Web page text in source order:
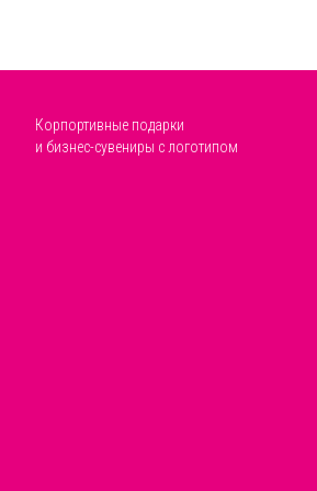
Корпортивные подарки
и бизнес-сувениры с логотипом